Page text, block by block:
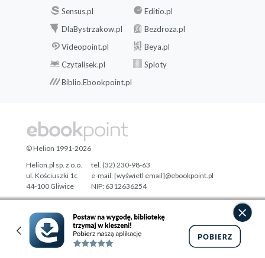
Sensus.pl
Editio.pl
DlaBystrzakow.pl
Bezdroza.pl
Videopoint.pl
Beya.pl
Czytalisek.pl
Sploty
Biblio.Ebookpoint.pl
Designed with ♥ byTonik.pl
© Helion 1991-2026
Helion.pl sp. z o.o.
ul. Kościuszki 1c
44-100 Gliwice
tel. (32) 230-98-63
e-mail:[wyświetl email]@ebookpoint.pl
NIP: 6312636254
Regon: 241989027
Pełna wersja strony »